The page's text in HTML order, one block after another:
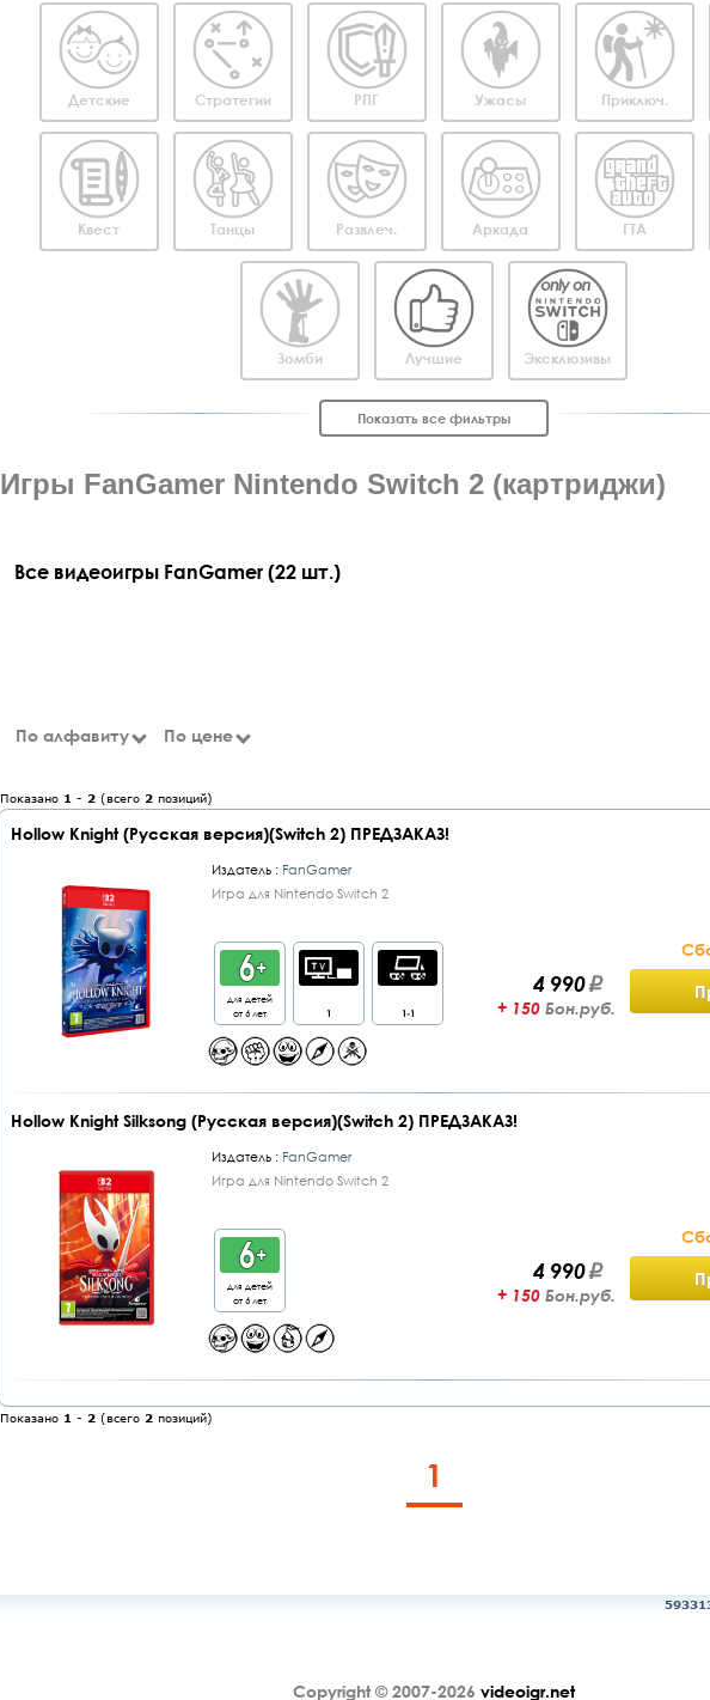
Детские Стратегии РПГ Ужасы Приключ.
Квест Танцы Развлеч. Аркада ГТА
Зомби Лучшие Эксклюзивы
Показать все фильтры
Игры FanGamer Nintendo Switch 2 (картриджи)
Все видеоигры FanGamer (22 шт.)
По алфавиту По цене
Показано 1 - 2 (всего 2 позиций)
Hollow Knight (Русская версия)(Switch 2) ПРЕДЗАКАЗ!
Издатель : FanGamer
Игра для Nintendo Switch 2
для детей
от 6 лет
1 1-1
4 990
+ 150 Бон.руб.
Hollow Knight Silksong (Русская версия)(Switch 2) ПРЕДЗАКАЗ!
Издатель : FanGamer
Игра для Nintendo Switch 2
для детей
от 6 лет
4 990
+ 150 Бон.руб.
Показано 1 - 2 (всего 2 позиций)
1
Copyright © 2007-2026 videoigr.net